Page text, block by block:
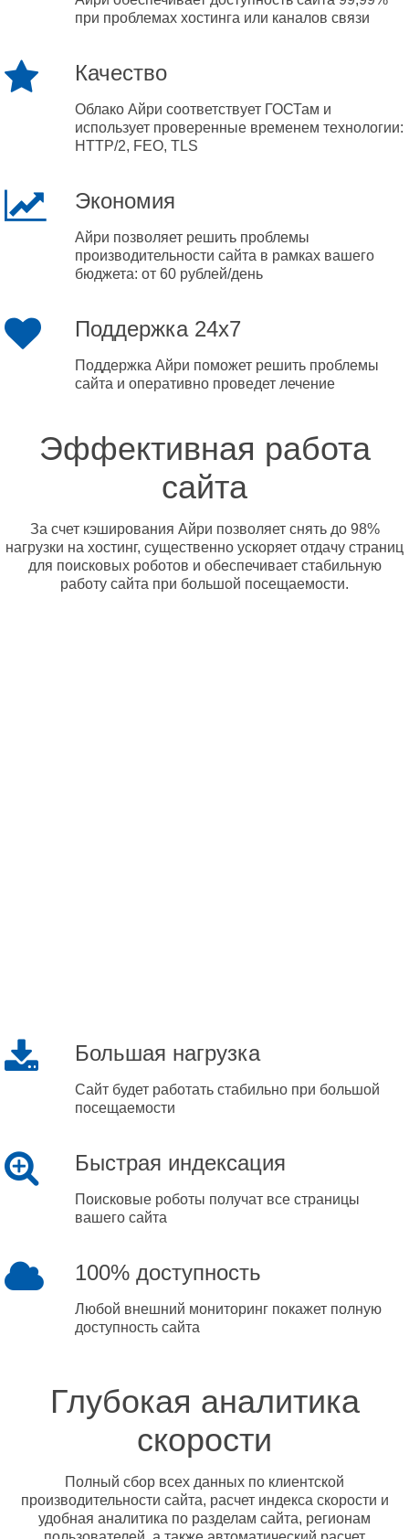
при проблемах хостинга или каналов связи
Качество
Облако Айри соответствует ГОСТам и
использует проверенные временем технологии:
HTTP/2, FEO, TLS
Экономия
Айри позволяет решить проблемы
производительности сайта в рамках вашего
бюджета: от 60 рублей/день
Поддержка 24x7
Поддержка Айри поможет решить проблемы
сайта и оперативно проведет лечение
Эффективная работа
сайта
За счет кэширования Айри позволяет снять до 98%
нагрузки на хостинг, существенно ускоряет отдачу страниц
для поисковых роботов и обеспечивает стабильную
работу сайта при большой посещаемости.
Большая нагрузка
Сайт будет работать стабильно при большой
посещаемости
Быстрая индексация
Поисковые роботы получат все страницы
вашего сайта
100% доступность
Любой внешний мониторинг покажет полную
доступность сайта
Глубокая аналитика
скорости
Полный сбор всех данных по клиентской
производительности сайта, расчет индекса скорости и
удобная аналитика по разделам сайта, регионам